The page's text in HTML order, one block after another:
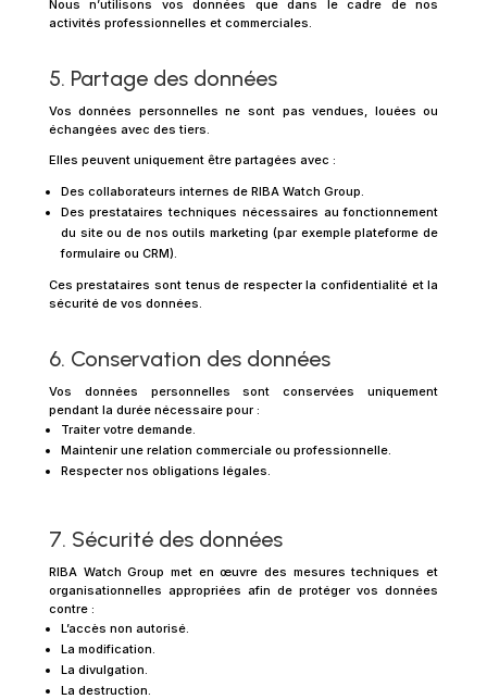
Nous n’utilisons vos données que dans le cadre de nos
activités professionnelles et commerciales.
5. Partage des données
Vos données personnelles ne sont pas vendues, louées ou
échangées avec des tiers.
Elles peuvent uniquement être partagées avec :
Des collaborateurs internes de RIBA Watch Group.
Des prestataires techniques nécessaires au fonctionnement
du site ou de nos outils marketing (par exemple plateforme de
formulaire ou CRM).
Ces prestataires sont tenus de respecter la confidentialité et la
sécurité de vos données.
6. Conservation des données
Vos données personnelles sont conservées uniquement
pendant la durée nécessaire pour :
Traiter votre demande.
Maintenir une relation commerciale ou professionnelle.
Respecter nos obligations légales.
7. Sécurité des données
RIBA Watch Group met en œuvre des mesures techniques et
organisationnelles appropriées afin de protéger vos données
contre :
L’accès non autorisé.
La modification.
La divulgation.
La destruction.